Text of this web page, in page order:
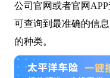
公司官网或者官网
可查询到最准确的信
的种类。